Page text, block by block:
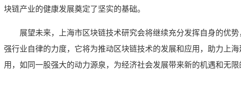
块链产业的健康发展奠定了坚实的基础。
展望未来，上海市区块链技术研究会将继续充分发挥自身的优
强行业自律的力度，它将为推动区块链技术的发展和应用，助力上
用，如同一股强大的动力源泉，为经济社会发展带来新的机遇和无限